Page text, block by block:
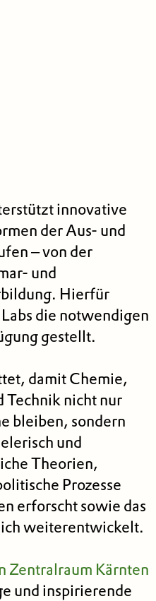
innovative
der Aus- und
– von der
und
Hierfür
die notwendigen
gestellt.
damit Chemie,
nicht nur
bleiben, sondern
und
Theorien,
Prozesse
erforscht sowie das
weiterentwickelt.
Zentralraum Kärnten
und inspirierende